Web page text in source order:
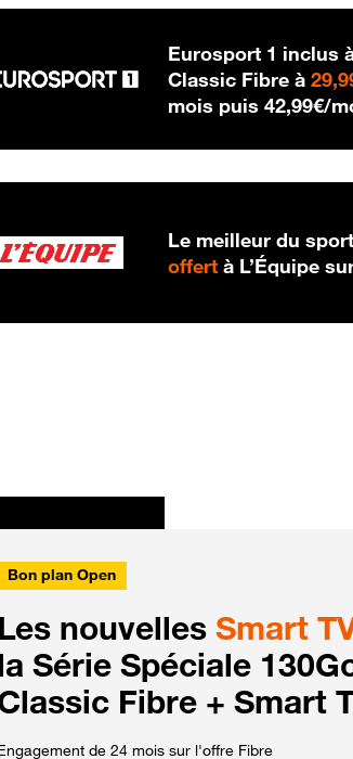
Eurosport 1 inclus
Classic Fibre à
mois puis42,99€/
Le meilleur du
offert à L’Équipe
Bon plan Open
Les nouvelles Smart
Série Spéciale
Fibre + Smart
de 24 mois sur l'offre Fibre